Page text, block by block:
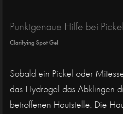
Punktgenaue Hilfe bei
Clarifying Spot Gel
Sobald ein Pickel oder
das Hydrogel das Abklingen
betroffenen Hautstelle. Die